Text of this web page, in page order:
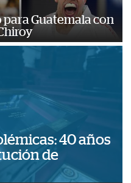
para Guatemala con
40 años
de